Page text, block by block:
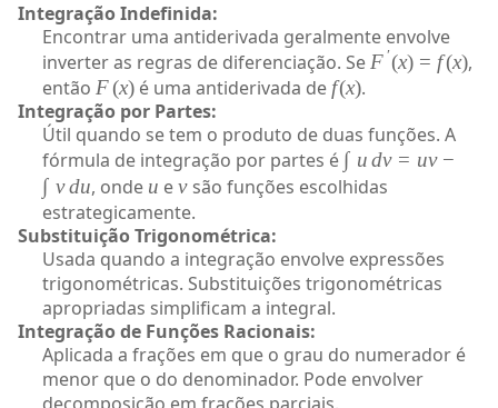
Integração Indefinida:
Encontrar uma antiderivada geralmente envolve
inverter as regras de diferenciação. SeF ′(x) = f(x),
então F(x)é uma antiderivada de f(x).
Integração por Partes:
Útil quando se tem o produto de duas funções. A
fórmula de integração por partes é ∫ udv = uv −
∫ vdu, onde u evsão funções escolhidas
estrategicamente.
Substituição Trigonométrica:
Usada quando a integração envolve expressões
trigonométricas. Substituições trigonométricas
apropriadas simplificam a integral.
Integração de Funções Racionais:
Aplicada a frações em que o grau do numerador é
menor que o do denominador. Pode envolver